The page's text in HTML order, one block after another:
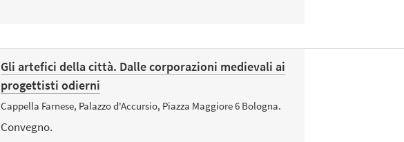
Gli artefici della città. Dalle corporazioni medievali ai
progettisti odierni
Cappella Farnese, Palazzo d'Accursio, Piazza Maggiore 6 Bologna.
Convegno.